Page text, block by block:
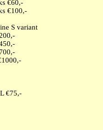
€60,-
€100,-
S variant
€75,-